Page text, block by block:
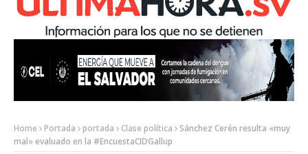
Home Portada portada Clase política
Sánchez Cerén resulta «muy
mal» evaluado en la #EncuestaCIDGallup